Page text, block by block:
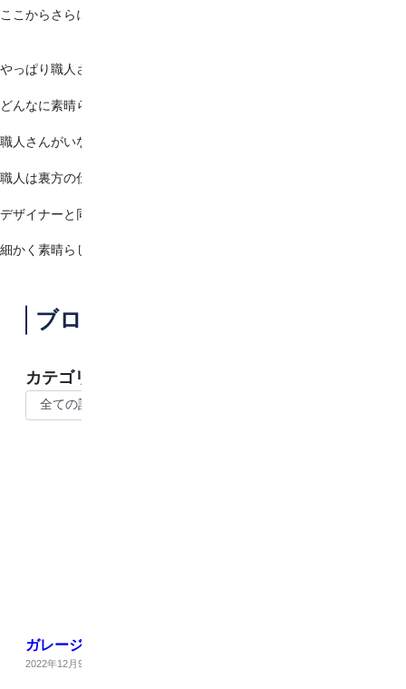
ここからさらに職人さんの手によってツルツルに仕上がっていきます！
やっぱり職人さんはかっこいい…！！！
どんなに素晴らしいデザインの図案があっても
職人さんがいなければ、それを形にすることはできません。
職人は裏方の仕事というイメージですが
デザイナーと同じように評価されても良いくらい
細かく素晴らしい仕事をしてくれています＊*
ブログ一覧
カテゴリー
ガレージ設置
2022年12月9日